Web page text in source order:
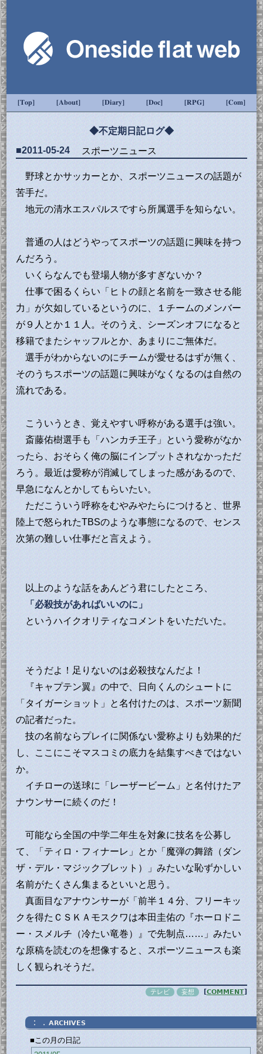
[Top] [About] [Diary] [Doc] [RPG] [Com]
◆不定期日記ログ◆
■2011-05-24
スポーツニュース
野球とかサッカーとか、スポーツニュースの話題が
苦手だ。
地元の清水エスパルスですら所属選手を知らない。
普通の人はどうやってスポーツの話題に興味を持つ
んだろう。
いくらなんでも登場人物が多すぎないか？
仕事で困るくらい「ヒトの顔と名前を一致させる能
力」が欠如しているというのに、１チームのメンバー
が９人とか１１人。そのうえ、シーズンオフになると
移籍でまたシャッフルとか、あまりにご無体だ。
選手がわからないのにチームが愛せるはずが無く、
そのうちスポーツの話題に興味がなくなるのは自然の
流れである。
こういうとき、覚えやすい呼称がある選手は強い。
斎藤佑樹選手も「ハンカチ王子」という愛称がなか
ったら、おそらく俺の脳にインプットされなかっただ
ろう。最近は愛称が消滅してしまった感があるので、
早急になんとかしてもらいたい。
ただこういう呼称をむやみやたらにつけると、世界
陸上で怒られたTBSのような事態になるので、センス
次第の難しい仕事だと言えよう。
以上のような話をあんどう君にしたところ、
「必殺技があればいいのに」
というハイクオリティなコメントをいただいた。
そうだよ！足りないのは必殺技なんだよ！
『キャプテン翼』の中で、日向くんのシュートに
「タイガーショット」と名付けたのは、スポーツ新聞
の記者だった。
技の名前ならプレイに関係ない愛称よりも効果的だ
し、ここにこそマスコミの底力を結集すべきではない
か。
イチローの送球に「レーザービーム」と名付けたア
ナウンサーに続くのだ！
可能なら全国の中学二年生を対象に技名を公募し
て、「ティロ・フィナーレ」とか「魔弾の舞踏（ダン
ザ・デル・マジックブレット）」みたいな恥ずかしい
名前がたくさん集まるといいと思う。
真面目なアナウンサーが「前半１４分、フリーキッ
クを得たＣＳＫＡモスクワは本田圭佑の『ホーロドニ
ー・スメルチ（冷たい竜巻）』で先制点……」みたい
な原稿を読むのを想像すると、スポーツニュースも楽
しく観られそうだ。
テレビ 妄想 [COMMENT]
：．ARCHIVES
■この月の日記